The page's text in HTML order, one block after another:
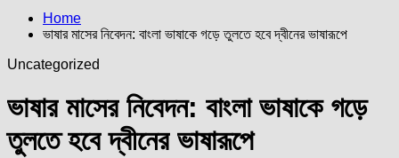
Home
ভাষার মাসের নিবেদন: বাংলা ভাষাকে গড়ে তুলতে হবে দ্বীনের ভাষারূপে
Uncategorized
ভাষার মাসের নিবেদন: বাংলা ভাষাকে গড়ে
তুলতে হবে দ্বীনের ভাষারূপে